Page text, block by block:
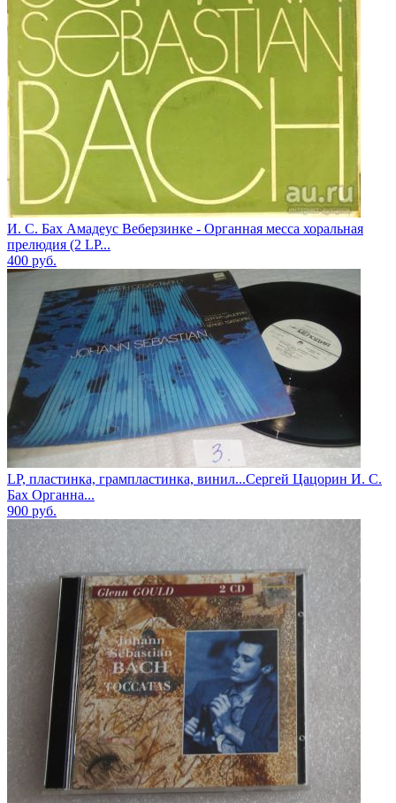
И. С. Бах Амадеус Веберзинке - Органная месcа хоральная
прелюдия (2 LP...
400 руб.
LP, пластинка, грампластинка, винил...Сергей Цацорин И. С.
Бах Органна...
900 руб.